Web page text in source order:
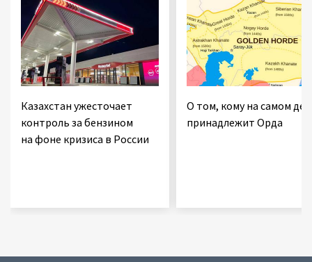
Казахстан ужесточает
контроль за бензином
на фоне кризиса в России
О том, кому на самом
принадлежит Орда